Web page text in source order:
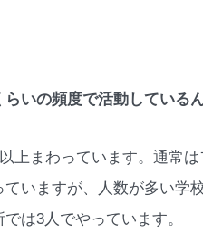
いの頻度で活動しているん
上まわっています。通常
ていますが、人数が多い学
は3人でやっています。